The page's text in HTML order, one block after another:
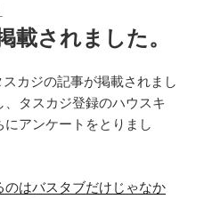
載されました。
カジの記事が掲載されまし
タスカジ登録のハウスキ
アンケートをとりまし
のはバスタブだけじゃなか